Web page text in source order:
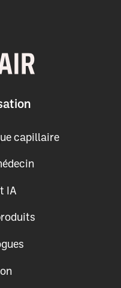
capillaire
IA